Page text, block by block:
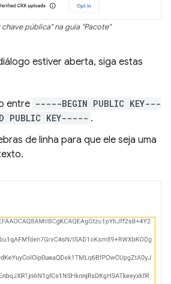
chave pública" na guia "Pacote"
estiver aberta, siga estas
entre -----BEGIN PUBLIC KEY---
PUBLIC KEY----- .
de linha para que ele seja uma